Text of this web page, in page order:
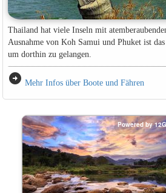
Thailand hat viele Inseln mit
Ausnahme von Koh Samui und Phuket ist
um dorthin zu gelangen.
arrow_circle_right Mehr Infos über Boote und Fähren